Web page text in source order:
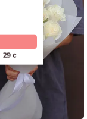
28 с